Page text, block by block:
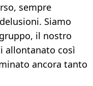
sempre
Siamo
il nostro
allontanato così
ancora tanto